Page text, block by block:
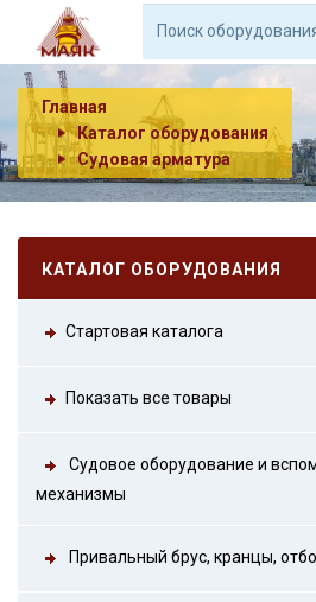
Главная
Каталог оборудования
Судовая арматура
КАТАЛОГ ОБОРУДОВАНИЯ
Стартовая каталога
Показать все товары
Судовое оборудование и
механизмы
Привальный брус, кранцы,